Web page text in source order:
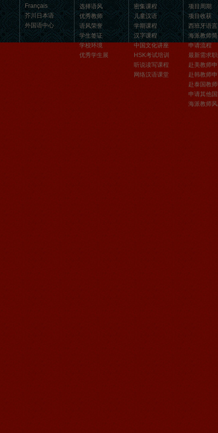
10岁 级别：无锡语风汉语初级08C班 获
奖： 第二届“敦煌杯”全国二胡...
Français
芥川日本语
外国语中心
选择语风
优秀教师
语风荣誉
学生签证
学校环境
优秀学生展
密集课程
儿童汉语
学期课程
汉字课程
中国文化讲座
HSK考试培训
听说读写课程
网络汉语课堂
项目周期
项目收获
西班牙语
海派教师
申请流程
最新需求
赴美教师
赴韩教师
赴泰国教
申请其他
海派教师